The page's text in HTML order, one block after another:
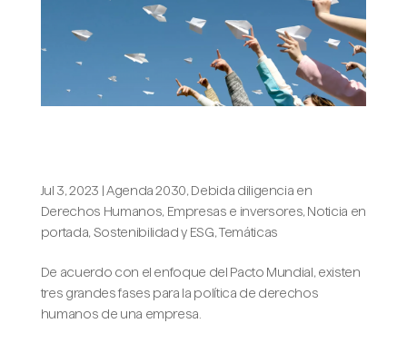
Jul 3, 2023 |Agenda 2030, Debida diligencia en
Derechos Humanos, Empresas e inversores, Noticia en
portada, Sostenibilidad y ESG,Temáticas
De acuerdo con el enfoque del Pacto Mundial, existen
tres grandes fases para la política de derechos
humanos de una empresa.